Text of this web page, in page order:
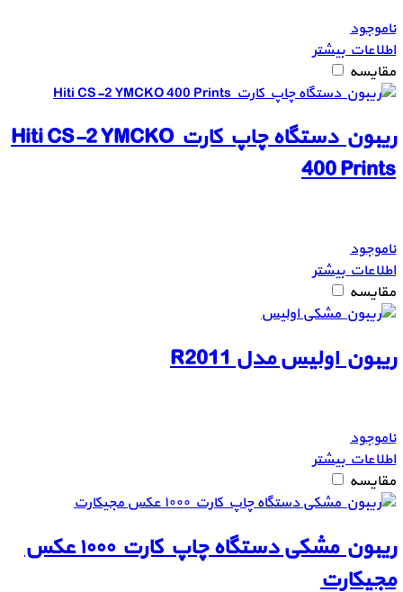
ناموجود
اطلاعات بیشتر
مقایسه
ریبون دستگاه چاپ کارت Hiti CS-2 YMCKO
400 Prints
ناموجود
اطلاعات بیشتر
مقایسه
ریبون اولیس مدل R2011
ناموجود
اطلاعات بیشتر
مقایسه
ریبون مشکی دستگاه چاپ کارت ۱۰۰۰ عکس
مجیکارت